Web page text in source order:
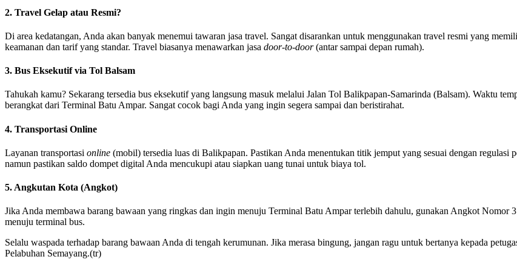
2. Travel Gelap atau Resmi?
Di area kedatangan, Anda akan banyak menemui tawaran jasa travel. Sangat disarankan untuk menggunakan travel resmi yang
keamanan dan tarif yang standar. Travel biasanya menawarkan jasa door-to-door(antar sampai depan rumah).
3. Bus Eksekutif via Tol Balsam
Tahukah kamu? Sekarang tersedia bus eksekutif yang langsung masuk melalui Jalan Tol Balikpapan-Samarinda (Balsam). Waktu
berangkat dari Terminal Batu Ampar. Sangat cocok bagi Anda yang ingin segera sampai dan beristirahat.
4. Transportasi Online
Layanan transportasi online (mobil) tersedia luas di Balikpapan. Pastikan Anda menentukan titik jemput yang sesuai dengan regulasi
namun pastikan saldo dompet digital Anda mencukupi atau siapkan uang tunai untuk biaya tol.
5. Angkutan Kota (Angkot)
Jika Anda membawa barang bawaan yang ringkas dan ingin menuju Terminal Batu Ampar terlebih dahulu, gunakan Angkot
menuju terminal bus.
Selalu waspada terhadap barang bawaan Anda di tengah kerumunan. Jika merasa bingung, jangan ragu untuk bertanya kepada
Pelabuhan Semayang.(tr)